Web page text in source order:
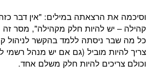
וסיכמה את הרצאתה במילים: "אין דבר
קהילה – יש להיות חלק מקהילה", מסר
כל מה שבר ניסתה ללמד בהקשר לניהול
צריך להיות מוביל (גם אם יש מנהל רשמי
וכולם צריכים להיות חלק משלם אחד.